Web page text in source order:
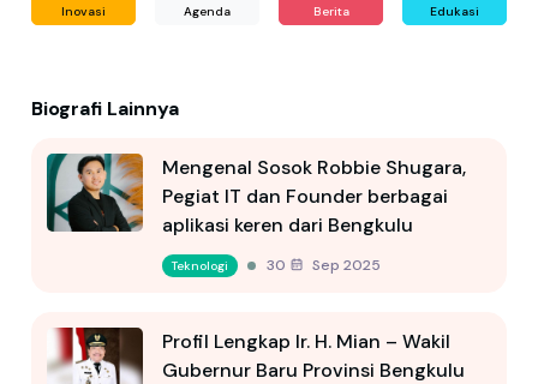
Inovasi Agenda Berita Edukasi
Biografi Lainnya
Mengenal Sosok Robbie Shugara,
Pegiat IT dan Founder berbagai
aplikasi keren dari Bengkulu
Teknologi 30 Sep 2025
Profil Lengkap Ir. H. Mian – Wakil
Gubernur Baru Provinsi Bengkulu